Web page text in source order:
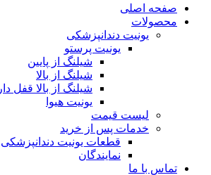
صفحه اصلی
محصولات
یونیت دندانپزشکی
یونیت پرستو
شیلنگ از پایین
شیلنگ از بالا
شیلنگ از بالا قفل دار
یونیت هیوا
لیست قیمت
خدمات پس از خرید
قطعات یونیت دندانپزشکی
نمایندگان
تماس با ما